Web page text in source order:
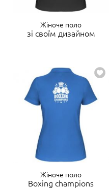
Жіноче поло
зі своїм дизайном
Жіноче поло
Boxing champions